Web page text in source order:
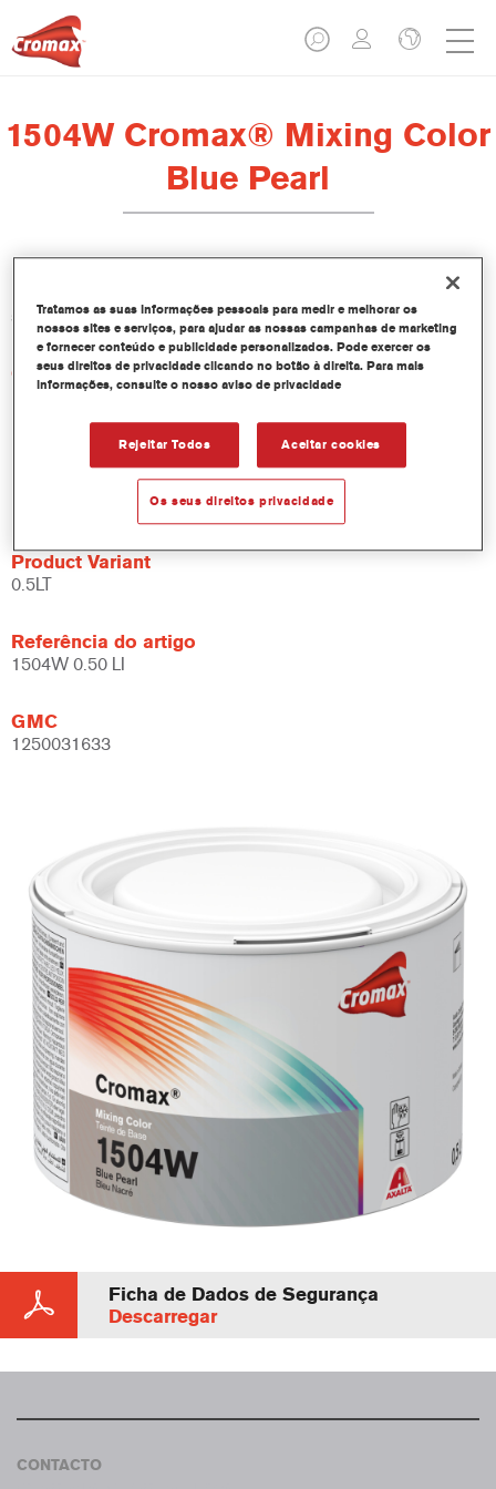
1504W Cromax® Mixing Color
Blue Pearl
sistema de pintura Base Bicamada Cromax.
Características do produto
Excepcional desempenho colorístico.
Aplicação molhado-sobre-molhado simples.
Base de dados com fórmulas de cor constantemente
actualizadas com mais de 30,000 cores sólidas,
metalizados e perlados.
Product Variant
0.5LT
Referência do artigo
1504W 0.50 LI
GMC
1250031633
Ficha de Dados de Segurança
Descarregar
CONTACTO
Tratamos as suas informações pessoais para medir e melhorar os
nossos sites e serviços, para ajudar as nossas campanhas de marketing
e fornecer conteúdo e publicidade personalizados. Pode exercer os
seus direitos de privacidade clicando no botão à direita. Para mais
informações, consulte o nosso aviso de privacidade
Rejeitar Todos Aceitar cookies
Os seus direitos privacidade